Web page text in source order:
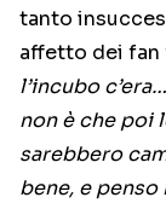
tanto
affetto dei fan
l’incubo
non è che poi
sarebbero
bene, e penso